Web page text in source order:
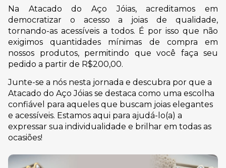
Na Atacado do Aço Jóias, acreditamos em
democratizar o acesso a joias de qualidade,
tornando-as acessíveis a todos. É por isso que não
exigimos quantidades mínimas de compra em
nossos produtos, permitindo que você faça seu
pedido a partir de R$200,00.
Junte-se a nós nesta jornada e descubra por que a
Atacado do Aço Jóias se destaca como uma escolha
confiável para aqueles que buscam joias elegantes
e acessíveis. Estamos aqui para ajudá-lo(a) a
expressar sua individualidade e brilhar em todas as
ocasiões!